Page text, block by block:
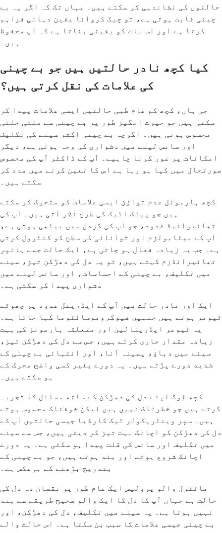
حالتوں کی نشاندہی کر سکتے ہیں۔ یہاں تک کہ اگر یہ بے
چینی ثابت ہوتی ہے، تو چیک کروانا یقین دہانی فراہم
کرتا ہے اور اس بات کو یقینی بناتا ہے کہ آپ محفوظ
ہیں۔
کیا کچھ نادر حالتیں ہیں جو بے چینی
کی علامات کی نقل کرتی ہیں؟
جی ہاں، کچھ کم عام طبی حالتیں ایسی علامات پیدا کر
سکتی ہیں جو حیرت انگیز طور پر بے چینی سے ملتی جلتی
محسوس ہوتی ہیں۔ اگرچہ بے چینی اکثر سینے کی تکلیف
اور سانس لینے میں دشواری کی وجہ ہوتی ہے، دیگر
امکانات پر غور کرنا چاہیے۔ آپ کے ڈاکٹر آپ کی مخصوص
صورتحال میں کیا ہو رہا ہے اس کا تعین کرنے میں مدد کر
سکتے ہیں۔
کچھ ہارمونل عدم توازن ایسی علامات کو متحرک کر سکتے
ہیں جو پینک اٹیک کی طرح نظر آتی ہیں۔ آپ کی
تھائیرائیڈ غدود، جو آپ کی گردن میں بیٹھی ہوتی ہے،
آپ کے میٹابولزم اور توانائی کی سطح کو کنٹرول کرتی
ہے۔ جب یہ زیادہ فعال ہو جاتی ہے، ایک حالت جسے ہائپر
تھائیرائڈزم کہتے ہیں، تو یہ دل کی دھڑکن تیز، سینے
میں تکلیف، بے چینی کے احساسات، اور سانس لینے میں
دشواری پیدا کر سکتی ہے۔
ایک اور نادر حالت میں آپ کے ایڈرینل غدود پر چھوٹے
ٹیومر ہوتے ہیں جنہیں فیوکروموسائٹوما کہا جاتا ہے۔
یہ ٹیومر ایڈرینالین اور متعلقہ ہارمونز کی بہت
زیادہ مقدار جاری کرتے ہیں، جس سے دل کی دھڑکن تیز،
سینے میں دباؤ، پسینہ آنا، اور انتہائی بے چینی کے
شدید دورے پڑتے ہیں۔ یہ دورے بغیر کسی واضح محرک کے
ہو سکتے ہیں۔
کچھ لوگ اپنے دل کی دھڑکن کے ساتھ مسائل کا تجربہ
کرتے ہیں جو خطرناک نہیں ہیں لیکن خوفناک محسوس ہوتے
ہیں۔ سپر وینٹریکولر ٹیک کارڈیا جیسی حالتیں آپ کے
دل کی دھڑکن کو اچانک بہت تیز کر دیتی ہیں، جس سے سینے
میں تکلیف اور سانس کی قلت پیدا ہو سکتی ہے۔ یہ دورے
اچانک شروع ہوتے اور بند ہوتے ہیں، جو بے چینی کے
بتدریج بڑھنے کے برعکس ہے۔
مائٹرل والو پرولپس ایک عام طور پر نقصان دہ دل کی
حالت ہے جہاں آپ کا دل کا ایک والو صحیح طریقے سے بند
نہیں ہوتا ہے۔ یہ سینے میں تکلیف، دل کی دھڑکن، اور
بے چینی جیسی علامات کا سبب بن سکتا ہے۔ اس حالت والے